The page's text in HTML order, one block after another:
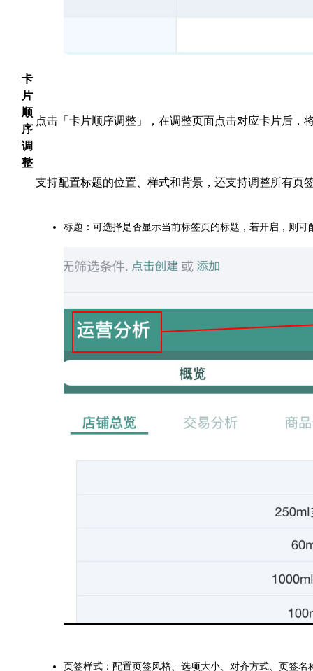
卡
片
顺
序
调
整
点击「卡片顺序调整」，在调整页面点击对应卡片后，
支持配置标题的位置、样式和背景，还支持调整所有页
标题：可选择是否显示当前标签页的标题，若开启，则
页签样式：配置页签风格、选项大小、对齐方式、页签